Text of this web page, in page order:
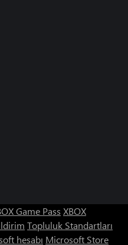
Game Pass XBOX
Topluluk Standartları
hesabı Microsoft Store